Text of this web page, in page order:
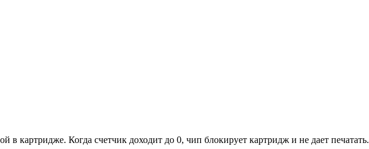
в картридже. Когда счетчик доходит до 0, чип блокирует картридж и не дает печатать.